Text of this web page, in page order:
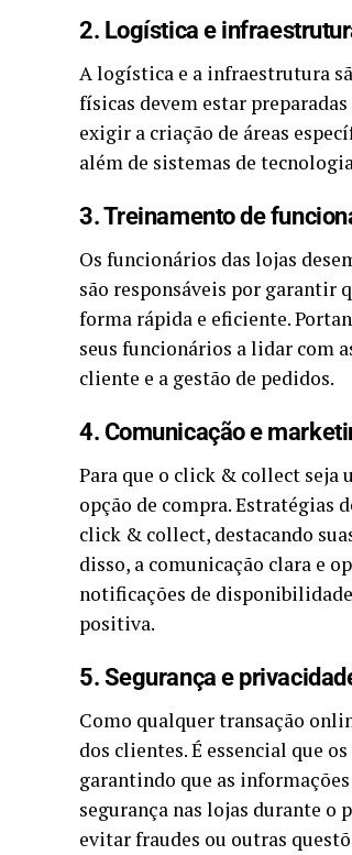
2. Logística e
A logística e a infraestrutura
físicas devem estar
exigir a criação de áreas
além de sistemas de
3. Treinamento de
Os funcionários das lojas
são responsáveis por garantir
forma rápida e eficiente.
seus funcionários a lidar com
cliente e a gestão de pedidos.
4. Comunicação e
Para que o click & collect seja
opção de compra. Estratégias
click & collect, destacando
disso, a comunicação clara e
notificações de
positiva.
5. Segurança e
Como qualquer transação
dos clientes. É essencial que
garantindo que as
segurança nas lojas durante o
evitar fraudes ou outras